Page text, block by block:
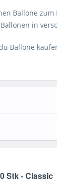
Ballone
in
Ballone
Stk - Classic